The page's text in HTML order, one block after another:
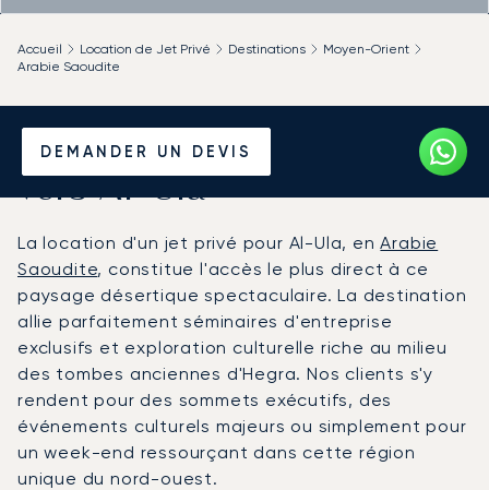
DEMANDER UN DEVIS
Accueil Location de Jet Privé Destinations
Moyen-Orient
Arabie Saoudite
Louer un Jet Privé depuis et
vers Al-Ula
La location d'un jet privé pour Al-Ula, enArabie
Saoudite, constitue l'accès le plus direct à ce
paysage désertique spectaculaire. La destination
allie parfaitement séminaires d'entreprise
exclusifs et exploration culturelle riche au milieu
des tombes anciennes d'Hegra. Nos clients s'y
rendent pour des sommets exécutifs, des
événements culturels majeurs ou simplement pour
un week-end ressourçant dans cette région
unique du nord-ouest.